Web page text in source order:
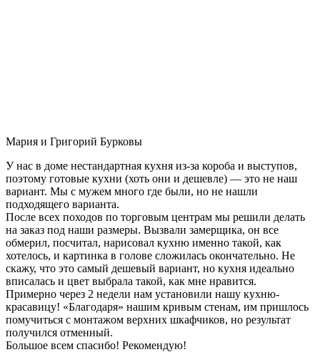
Мария и Григорий Бурковы
У нас в доме нестандартная кухня из-за короба и выступов,
поэтому готовые кухни (хоть они и дешевле) — это не наш
вариант. Мы с мужем много где были, но не нашли
подходящего варианта.
После всех походов по торговым центрам мы решили делать
на заказ под наши размеры. Вызвали замерщика, он все
обмерил, посчитал, нарисовал кухню именно такой, как
хотелось, и картинка в голове сложилась окончательно. Не
скажу, что это самый дешевый вариант, но кухня идеально
вписалась и цвет выбрала такой, как мне нравится.
Примерно через 2 недели нам установили нашу кухню-
красавицу! «Благодаря» нашим кривым стенам, им пришлось
помучиться с монтажом верхних шкафчиков, но результат
получился отменный.
Большое всем спасибо! Рекомендую!